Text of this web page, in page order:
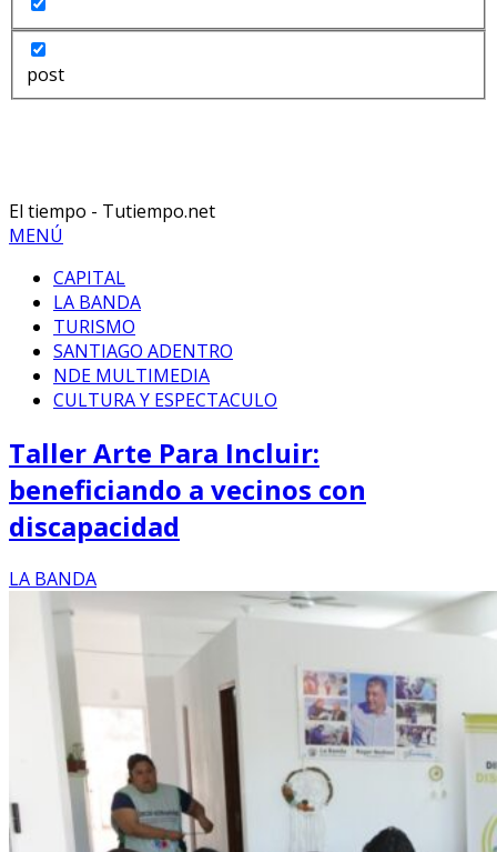
post
El tiempo - Tutiempo.net
MENÚ
CAPITAL
LA BANDA
TURISMO
SANTIAGO ADENTRO
NDE MULTIMEDIA
CULTURA Y ESPECTACULO
Taller Arte Para Incluir:
beneficiando a vecinos con
discapacidad
LA BANDA